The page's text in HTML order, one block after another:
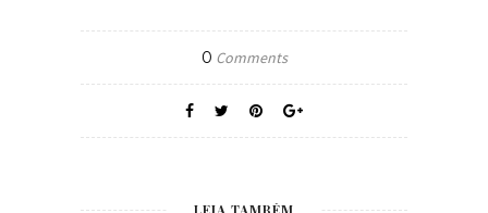
0 Comments
LEIA TAMBÉM